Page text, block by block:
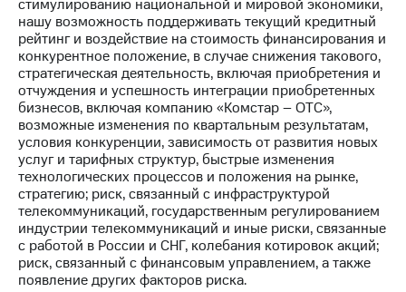
стимулированию национальной и мировой экономики,
нашу возможность поддерживать текущий кредитный
рейтинг и воздействие на стоимость финансирования и
конкурентное положение, в случае снижения такового,
стратегическая деятельность, включая приобретения и
отчуждения и успешность интеграции приобретенных
бизнесов, включая компанию «Комстар – ОТС»,
возможные изменения по квартальным результатам,
условия конкуренции, зависимость от развития новых
услуг и тарифных структур, быстрые изменения
технологических процессов и положения на рынке,
стратегию; риск, связанный с инфраструктурой
телекоммуникаций, государственным регулированием
индустрии телекоммуникаций и иные риски, связанные
с работой в России и СНГ, колебания котировок акций;
риск, связанный с финансовым управлением, а также
появление других факторов риска.